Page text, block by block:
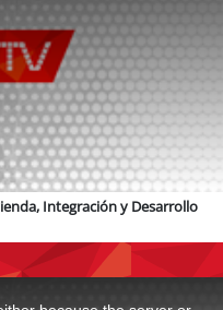
Integración y Desarrollo